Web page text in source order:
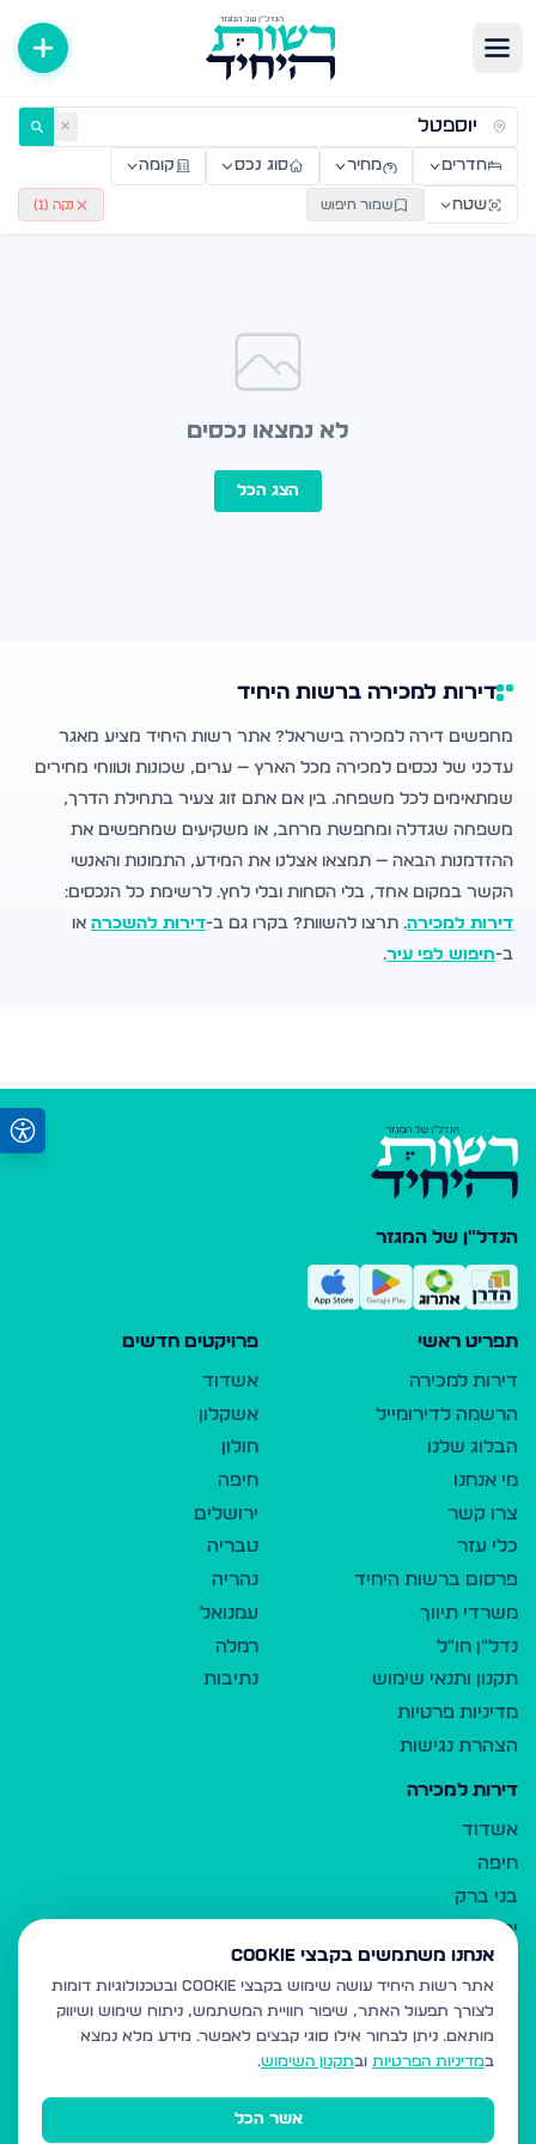
דירות למכירה ולהשכרה — רשות היחיד ✕
חדרים מחיר סוג נכס קומה
שטח שמור חיפוש נקה ( 1
)
לא נמצאו נכסים
הצג הכל
דירות למכירה ברשות היחיד
מחפשים דירה למכירה בישראל? אתר רשות היחיד מציע מאגר
עדכני של נכסים למכירה מכל הארץ — ערים, שכונות וטווחי מחירים
שמתאימים לכל משפחה. בין אם אתם זוג צעיר בתחילת הדרך,
משפחה שגדלה ומחפשת מרחב, או משקיעים שמחפשים את
ההזדמנות הבאה — תמצאו אצלנו את המידע, התמונות והאנשי
הקשר במקום אחד, בלי הסחות ובלי לחץ. לרשימת כל הנכסים:
דירות למכירה. תרצו להשוות? בקרו גם ב-דירות להשכרה או
ב-חיפוש לפי עיר.
הנדל"ן של המגזר
תפריט ראשי
דירות למכירה
הרשמה לדירומייל
הבלוג שלנו
מי אנחנו
צרו קשר
כלי עזר
פרסום ברשות היחיד
משרדי תיווך
נדל"ן חו"ל
תקנון ותנאי שימוש
מדיניות פרטיות
הצהרת נגישות
פרויקטים חדשים
אשדוד
אשקלון
חולון
חיפה
ירושלים
טבריה
נהריה
עמנואל
רמלה
נתיבות
דירות למכירה
אשדוד
חיפה
בני ברק
ירושלים
אלעד
גבעת זאב
בית שמש
רכסים
מודיעין עילית
אנחנו משתמשים בקבצי Cookie
אתר רשות היחיד עושה שימוש בקבצי Cookie ובטכנולוגיות דומות
לצורך תפעול האתר, שיפור חוויית המשתמש, ניתוח שימוש ושיווק
מותאם. ניתן לבחור אילו סוגי קבצים לאפשר. מידע מלא נמצא
במדיניות הפרטיות ובתקנון השימוש.
אשר הכל